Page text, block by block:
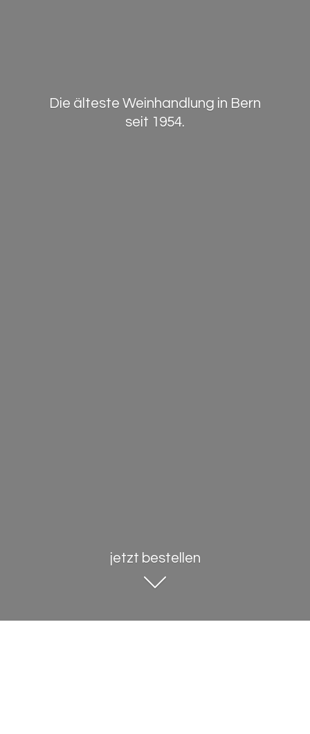
Die älteste Weinhandlung in Bern
seit 1954.
jetzt bestellen